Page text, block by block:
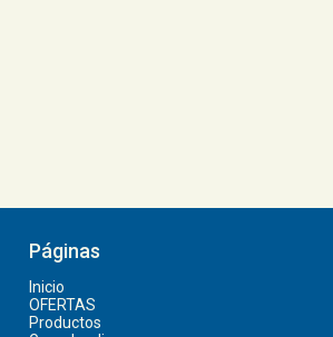
Páginas
Inicio
OFERTAS
Productos